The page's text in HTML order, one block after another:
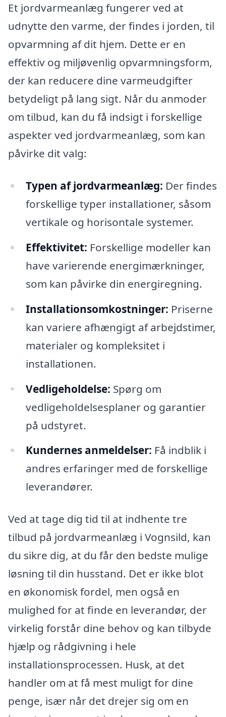
Et jordvarmeanlæg fungerer ved at
udnytte den varme, der findes i jorden, til
opvarmning af dit hjem. Dette er en
effektiv og miljøvenlig opvarmningsform,
der kan reducere dine varmeudgifter
betydeligt på lang sigt. Når du anmoder
om tilbud, kan du få indsigt i forskellige
aspekter ved jordvarmeanlæg, som kan
påvirke dit valg:
Typen af jordvarmeanlæg: Der findes
forskellige typer installationer, såsom
vertikale og horisontale systemer.
Effektivitet: Forskellige modeller kan
have varierende energimærkninger,
som kan påvirke din energiregning.
Installationsomkostninger: Priserne
kan variere afhængigt af arbejdstimer,
materialer og kompleksitet i
installationen.
Vedligeholdelse: Spørg om
vedligeholdelsesplaner og garantier
på udstyret.
Kundernes anmeldelser: Få indblik i
andres erfaringer med de forskellige
leverandører.
Ved at tage dig tid til at indhente tre
tilbud på jordvarmeanlæg i Vognsild, kan
du sikre dig, at du får den bedste mulige
løsning til din husstand. Det er ikke blot
en økonomisk fordel, men også en
mulighed for at finde en leverandør, der
virkelig forstår dine behov og kan tilbyde
hjælp og rådgivning i hele
installationsprocessen. Husk, at det
handler om at få mest muligt for dine
penge, især når det drejer sig om en